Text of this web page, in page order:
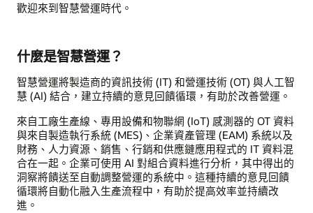
歡迎來到智慧營運時代。
什麼是智慧營運？
智慧營運將製造商的資訊技術 (IT) 和營運技術 (OT) 與人工智
慧 (AI) 結合，建立持續的意見回饋循環，有助於改善營運。
來自工廠生產線、專用設備和物聯網 (IoT) 感測器的 OT 資料
與來自製造執行系統 (MES)、企業資產管理 (EAM) 系統以及
財務、人力資源、銷售、行銷和供應鏈應用程式的 IT 資料混
合在一起。企業可使用 AI 對組合資料進行分析，其中得出的
洞察將饋送至自動調整營運的系統中。這種持續的意見回饋
循環將自動化融入生產流程中，有助於提高效率並持續改
進。